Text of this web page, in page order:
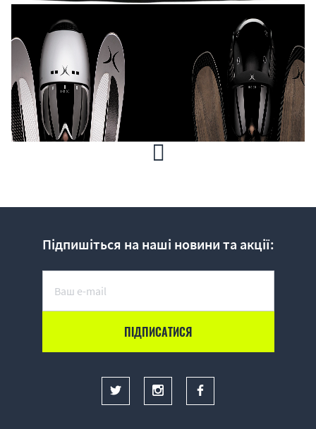
Історія фірми INDIGO почалася в далекому 1988 році.
Два дипломованих інженера і фанатика гірських лиж з
виробляти спорядження для людей, які завжди
віддають перевагу чомусь екстраординарної і
Підпишіться на наші новини та акції: